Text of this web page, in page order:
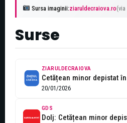
Sursa imaginii:ziaruldecraiova.ro(via
Surse
ZIARULDECRAIOVA
20/01/2026
GDS